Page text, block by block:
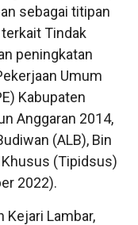
sebagai titipan
Tindak
peningkatan
Umum
Kabupaten
Anggaran 2014,
(ALB), Bin
Khusus (Tipidsus)
2022).
Kejari Lambar,